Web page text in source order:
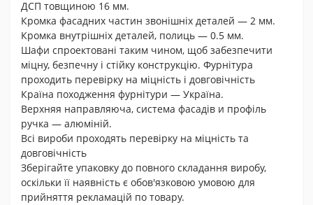
ДСП товщиною 16 мм.
Кромка фасадних частин звонішніх деталей — 2 мм.
Кромка внутрішніх деталей, полиць — 0.5 мм.
Шафи спроектовані таким чином, щоб забезпечити
міцну, безпечну і стійку конструкцію. Фурнітура
проходить перевірку на міцність і довговічність
Країна походження фурнітури — Україна.
Верхняя направляюча, система фасадів и профіль
ручка — алюміній.
Всі вироби проходять перевірку на міцність та
довговічність
Зберігайте упаковку до повного складання виробу,
оскільки її наявність є обов'язковою умовою для
прийняття рекламацій по товару.